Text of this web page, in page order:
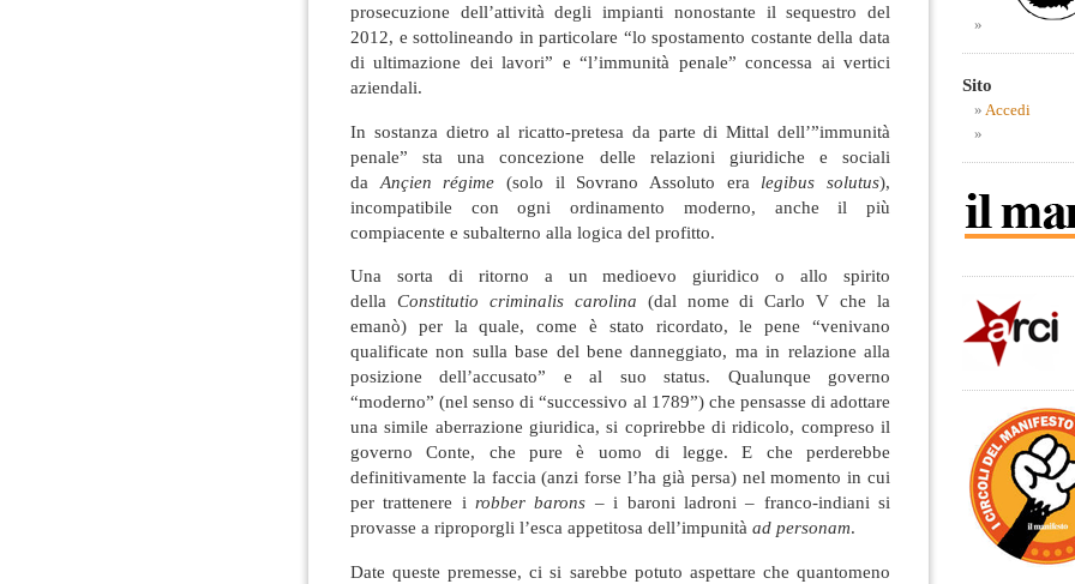
prosecuzione dell’attività degli impianti nonostante il sequestro del
2012, e sottolineando in particolare “lo spostamento costante della data
di ultimazione dei lavori” e “l’immunità penale” concessa ai vertici
aziendali.
In sostanza dietro al ricatto-pretesa da parte di Mittal dell’”immunità
penale” sta una concezione delle relazioni giuridiche e sociali
da Ançien régime (solo il Sovrano Assoluto era legibus solutus),
incompatibile con ogni ordinamento moderno, anche il più
compiacente e subalterno alla logica del profitto.
Una sorta di ritorno a un medioevo giuridico o allo spirito
della Constitutio criminalis carolina (dal nome di Carlo V che la
emanò) per la quale, come è stato ricordato, le pene “venivano
qualificate non sulla base del bene danneggiato, ma in relazione alla
posizione dell’accusato” e al suo status. Qualunque governo
“moderno” (nel senso di “successivo al 1789”) che pensasse di adottare
una simile aberrazione giuridica, si coprirebbe di ridicolo, compreso il
governo Conte, che pure è uomo di legge. E che perderebbe
definitivamente la faccia (anzi forse l’ha già persa) nel momento in cui
per trattenere irobber barons – i baroni ladroni – franco-indiani si
provasse a riproporgli l’esca appetitosa dell’impunità ad personam.
Date queste premesse, ci si sarebbe potuto aspettare che quantomeno
Sito
Accedi